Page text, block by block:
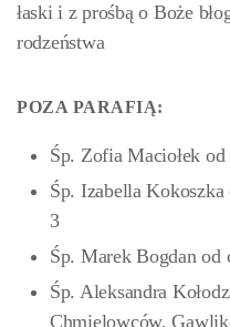
łaski i z prośbą o Boże
rodzeństwa
POZA PARAFIĄ:
Śp. Zofia Maciołek
Śp. Izabella
3
Śp. Marek Bogdan od
Śp. Aleksandra
Chmielowców,